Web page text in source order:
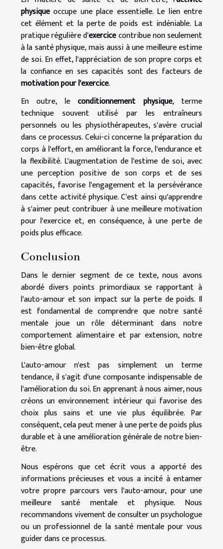
physiqueoccupe une place essentielle. Le lien entre
cet élément et la perte de poids est indéniable. La
pratique régulière d'exercicecontribue non seulement
à la santé physique, mais aussi à une meilleure estime
de soi. En effet, l'appréciation de son propre corps et
la confiance en ses capacités sont des facteurs de
motivation pour l'exercice.
En outre, leconditionnement physique, terme
technique souvent utilisé par les entraîneurs
personnels ou les physiothérapeutes, s'avère crucial
dans ce processus. Celui-ci concerne la préparation du
corps à l'effort, en améliorant la force, l'endurance et
la flexibilité. L'augmentation de l'estime de soi, avec
une perception positive de son corps et de ses
capacités, favorise l'engagement et la persévérance
dans cette activité physique. C'est ainsi qu'apprendre
à s'aimer peut contribuer à une meilleure motivation
pour l'exercice et, en conséquence, à une perte de
poids plus efficace.
Conclusion
Dans le dernier segment de ce texte, nous avons
abordé divers points primordiaux se rapportant à
l'auto-amour et son impact sur la perte de poids. Il
est fondamental de comprendre que notre santé
mentale joue un rôle déterminant dans notre
comportement alimentaire et par extension, notre
bien-être global.
L'auto-amour n'est pas simplement un terme
tendance, il s'agit d'une composante indispensable de
l'amélioration du soi. En apprenant à nous aimer, nous
créons un environnement intérieur qui favorise des
choix plus sains et une vie plus équilibrée. Par
conséquent, cela peut mener à une perte de poids plus
durable et à une amélioration générale de notre bien-
être.
Nous espérons que cet écrit vous a apporté des
informations précieuses et vous a incité à entamer
votre propre parcours vers l'auto-amour, pour une
meilleure santé mentale et physique. Nous
recommandons vivement de consulter un psychologue
ou un professionnel de la santé mentale pour vous
guider dans ce processus.